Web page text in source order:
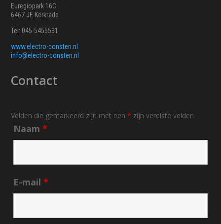
Euregiopark 16C
6467 JE Kerkrade
Tel: 045-5455531
www.electro-consten.nl
info@electro-consten.nl
Contact
Velden die gemarkeerd zijn met een* zijn vereiste velden
Naam*
E-mail*